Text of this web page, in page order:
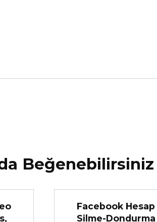
Beğenebilirsiniz
Facebook Hesap
Silme-Dondurma